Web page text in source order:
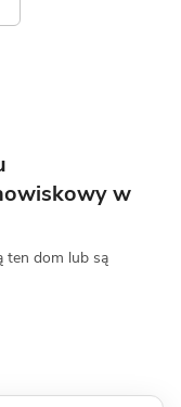
w
ten dom lub są